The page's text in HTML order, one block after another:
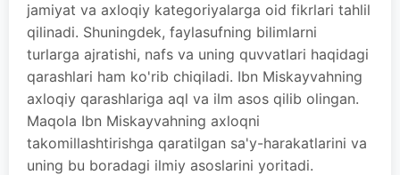
jamiyat va axloqiy kategoriyalarga oid fikrlari tahlil
qilinadi. Shuningdek, faylasufning bilimlarni
turlarga ajratishi, nafs va uning quvvatlari haqidagi
qarashlari ham ko'rib chiqiladi. Ibn Miskayvahning
axloqiy qarashlariga aql va ilm asos qilib olingan.
Maqola Ibn Miskayvahning axloqni
takomillashtirishga qaratilgan sa'y-harakatlarini va
uning bu boradagi ilmiy asoslarini yoritadi.